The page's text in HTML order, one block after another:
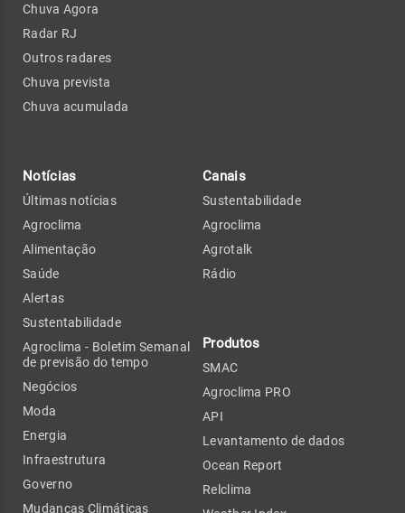
Chuva Agora
Radar RJ
Outros radares
Chuva prevista
Chuva acumulada
Notícias
Últimas notícias
Agroclima
Alimentação
Saúde
Alertas
Sustentabilidade
Agroclima - Boletim Semanal
de previsão do tempo
Negócios
Moda
Energia
Infraestrutura
Governo
Mudanças Climáticas
Canais
Sustentabilidade
Agroclima
Agrotalk
Rádio
Produtos
SMAC
Agroclima PRO
API
Levantamento de dados
Ocean Report
Relclima